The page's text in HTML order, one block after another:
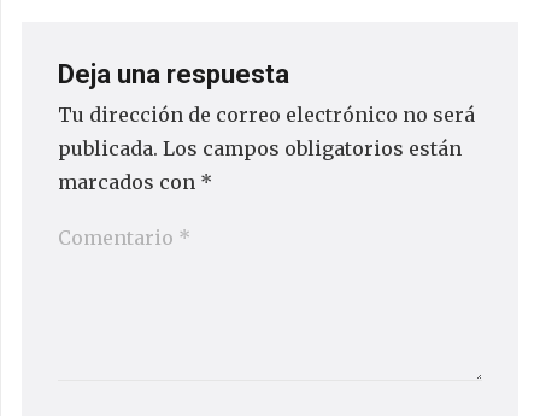
Deja una respuesta
Tu dirección de correo electrónico no será
publicada. Los campos obligatorios están
marcados con *